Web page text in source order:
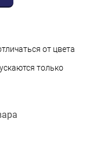
от цвета
только